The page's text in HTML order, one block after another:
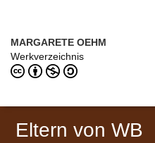
MARGARETE OEHM
Werkverzeichnis
Eltern von WB